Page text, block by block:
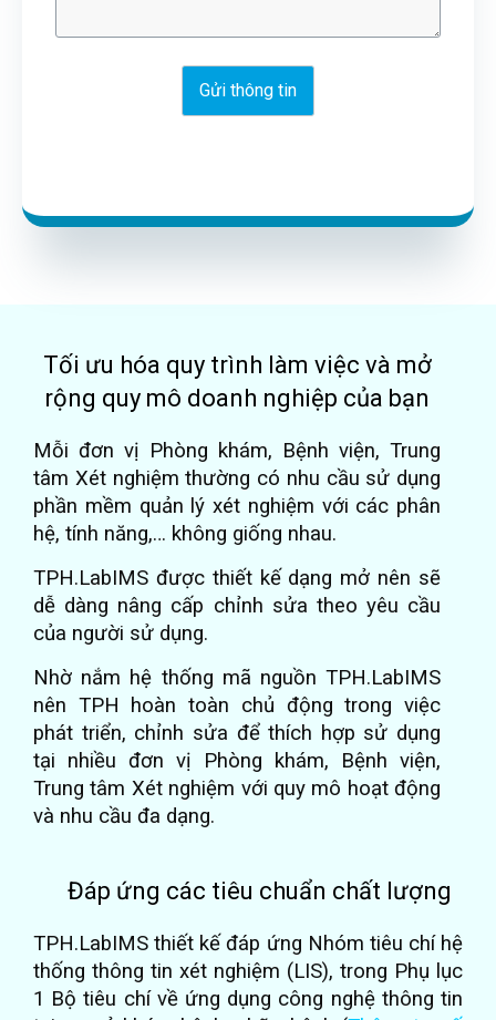
Gửi thông tin
Tối ưu hóa quy trình làm việc và mở
rộng quy mô doanh nghiệp của bạn
Mỗi đơn vị Phòng khám, Bệnh viện, Trung
tâm Xét nghiệm thường có nhu cầu sử dụng
phần mềm quản lý xét nghiệm với các phân
hệ, tính năng,… không giống nhau.
TPH.LabIMS được thiết kế dạng mở nên sẽ
dễ dàng nâng cấp chỉnh sửa theo yêu cầu
của người sử dụng.
Nhờ nắm hệ thống mã nguồn TPH.LabIMS
nên TPH hoàn toàn chủ động trong việc
phát triển, chỉnh sửa để thích hợp sử dụng
tại nhiều đơn vị Phòng khám, Bệnh viện,
Trung tâm Xét nghiệm với quy mô hoạt động
và nhu cầu đa dạng.
Đáp ứng các tiêu chuẩn chất lượng
TPH.LabIMS thiết kế đáp ứng Nhóm tiêu chí hệ
thống thông tin xét nghiệm (LIS), trong Phụ lục
1 Bộ tiêu chí về ứng dụng công nghệ thông tin